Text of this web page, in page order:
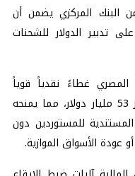
البنك المركزي يضمن أن
تدبير الدولار للشحنات
غطاءً نقدياً قوياً
وصافي احتياطيات دولية قياسي تجاوز 53 مليار دولار، مما يمنحه
للمستوردين دون
الأسواق الموازية.